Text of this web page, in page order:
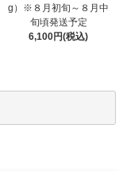
g）※８月初旬～８月中
旬頃発送予定
6,100円(税込)